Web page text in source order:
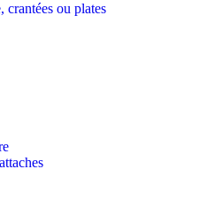
crantées ou plates